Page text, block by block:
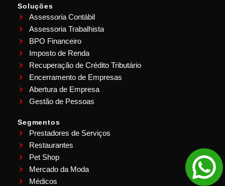
Soluções
Assessoria Contábil
Assessoria Trabalhista
BPO Financeiro
Imposto de Renda
Recuperação de Crédito Tributário
Encerramento de Empresas
Abertura de Empresa
Gestão de Pessoas
Segmentos
Prestadores de Serviços
Restaurantes
Pet Shop
Mercado da Moda
Médicos